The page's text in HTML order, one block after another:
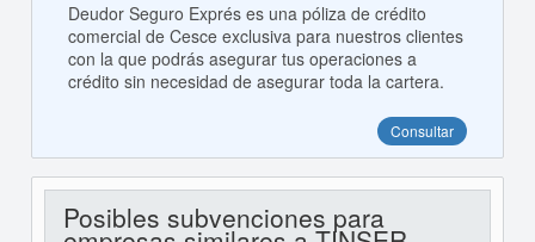
Deudor Seguro Exprés es una póliza de crédito
comercial de Cesce exclusiva para nuestros clientes
con la que podrás asegurar tus operaciones a
crédito sin necesidad de asegurar toda la cartera.
Consultar
Posibles subvenciones para